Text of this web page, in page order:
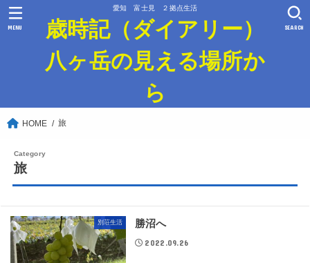
愛知 富士見 ２拠点生活
歳時記（ダイアリー）
八ヶ岳の見える場所か
ら
SEARCH
MENU
HOME 旅
旅
別荘生活 勝沼へ
2022.09.26